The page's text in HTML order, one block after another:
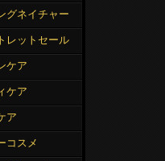
グネイチャー
レットセール
ケア
ケア
ア
コスメ